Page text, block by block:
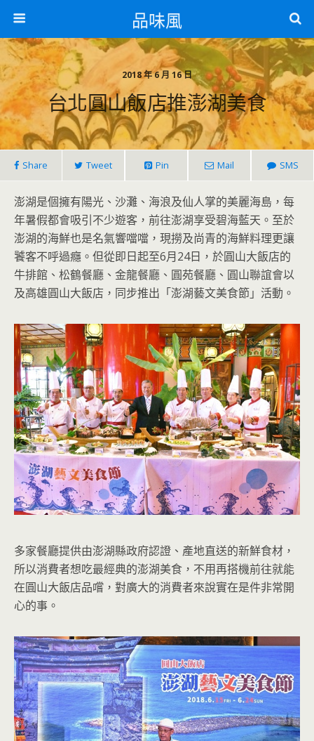
品味風
2018 年 6 月 16 日
台北圓山飯店推澎湖美食
Share Tweet Pin Mail SMS
澎湖是個擁有陽光、沙灘、海浪及仙人掌的美麗海島，每
年暑假都會吸引不少遊客，前往澎湖享受碧海藍天。至於
澎湖的海鮮也是名氣響噹噹，現撈及尚青的海鮮料理更讓
饕客不呼過癮。但從即日起至6月24日，於圓山大飯店的
牛排館、松鶴餐廳、金龍餐廳、圓苑餐廳、圓山聯誼會以
及高雄圓山大飯店，同步推出「澎湖藝文美食節」活動。
多家餐廳提供由澎湖縣政府認證、產地直送的新鮮食材，
所以消費者想吃最經典的澎湖美食，不用再搭機前往就能
在圓山大飯店品嚐，對廣大的消費者來說實在是件非常開
心的事。